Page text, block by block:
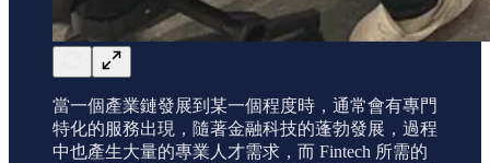
當一個產業鏈發展到某一個程度時，通常會有專門
特化的服務出現，隨著金融科技的蓬勃發展，過程
中也產生大量的專業人才需求，而 Fintech 所需的